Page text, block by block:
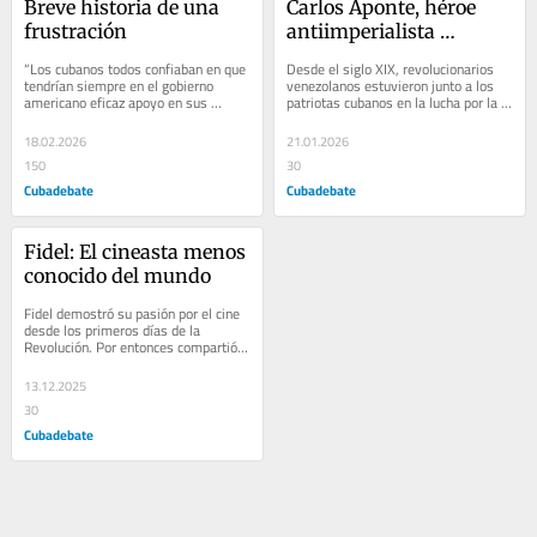
Breve historia de una
frustración
“Los cubanos todos confiaban en que
tendrían siempre en el gobierno
americano eficaz apoyo en sus
sueños de libertad…”. Así expresaba
el...
18.02.2026
150
Cubadebate
Carlos Aponte, héroe
antiimperialista
Desde el siglo XIX, revolucionarios
venezolanos estuvieron junto a los
patriotas cubanos en la lucha por la
independencia de la Isla. En el siglo
XX...
21.01.2026
30
Cubadebate
Fidel: El cineasta menos
conocido del mundo
Fidel demostró su pasión por el cine
desde los primeros días de la
Revolución. Por entonces compartió
en La Habana con el actor australiano
Errol...
13.12.2025
30
Cubadebate